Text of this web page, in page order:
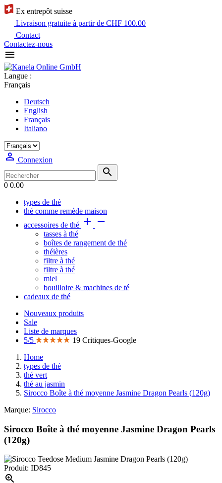
Ex entrepôt suisse
Livraison gratuite à partir de CHF 100.00
Contact
Contactez-nous

Langue :
Français
Deutsch
English
Français
Italiano
 Connexion

0 0.00
types de thé
thé comme remède maison
accessoires de thé  
tasses à thé
boîtes de rangement de thé
théières
filtre à thé
filtre à thé
miel
bouilloire & machines de té
cadeaux de thé
Nouveaux produits
Sale
Liste de marques
5/5
19 Critiques-Google
Home
types de thé
thé vert
thé au jasmin
Sirocco Boîte à thé moyenne Jasmine Dragon Pearls (120g)
Marque: Sirocco
Sirocco Boîte à thé moyenne Jasmine Dragon Pearls
(120g)
Produit: ID845
